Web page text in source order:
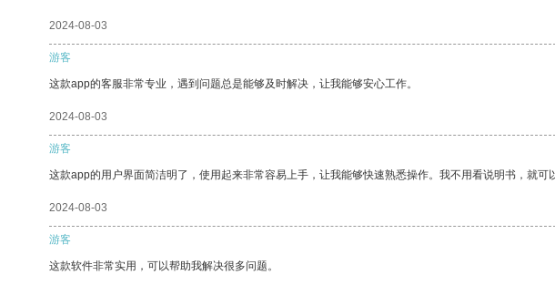
2024-08-03
游客
这款app的客服非常专业，遇到问题总是能够及时解决，让我能够安心工作。
2024-08-03
游客
这款app的用户界面简洁明了，使用起来非常容易上手，让我能够快速熟悉操作。我不用看说明书，就可
2024-08-03
游客
这款软件非常实用，可以帮助我解决很多问题。